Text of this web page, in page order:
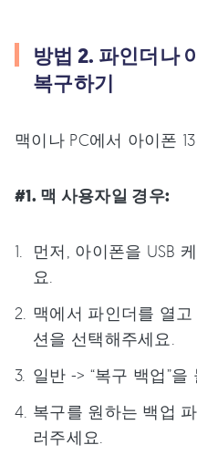
방법 2. 파인더나
복구하기
맥이나 PC에서 아이폰
#1. 맥 사용자일 경우:
먼저, 아이폰을 USB
요.
맥에서 파인더를 열
션을 선택해주세요.
일반 -> “복구 백업”을
복구를 원하는 백업
러주세요.